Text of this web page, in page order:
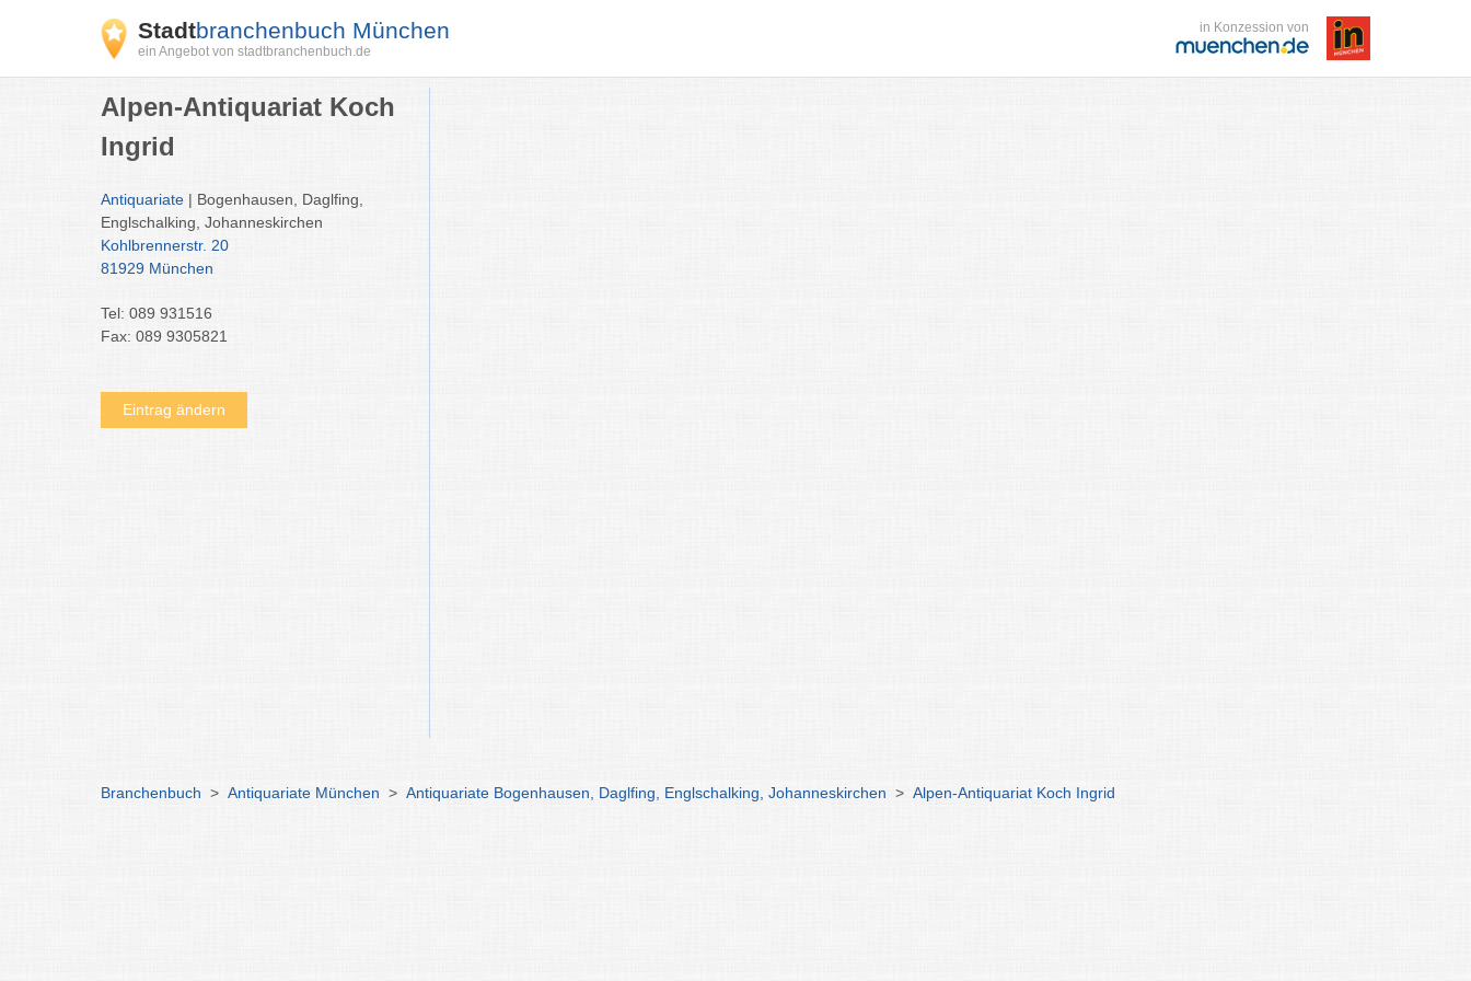
Stadtbranchenbuch München
ein Angebot von stadtbranchenbuch.de
in Konzession von
Alpen-Antiquariat Koch
Ingrid
Antiquariate | Bogenhausen, Daglfing,
Englschalking, Johanneskirchen
Kohlbrennerstr. 20
81929 München
Tel: 089 931516
Fax: 089 9305821
Eintrag ändern
Branchenbuch > Antiquariate München > Antiquariate Bogenhausen, Daglfing, Englschalking, Johanneskirchen > Alpen-Antiquariat Koch Ingrid